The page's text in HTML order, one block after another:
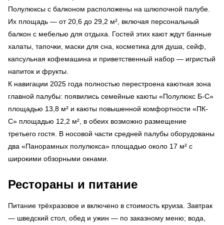
Полулюксы с балконом расположены на шлюпочной палубе.
Их площадь — от 20,6 до 29,2 м², включая персональный
балкон с мебелью для отдыха. Гостей этих кают ждут банные
халаты, тапочки, маски для сна, косметика для душа, сейф,
капсульная кофемашина и приветственный набор — игристый
напиток и фрукты.
К навигации 2025 года полностью перестроена каютная зона
главной палубы: появились семейные каюты «Полулюкс Б-С»
площадью 13,8 м² и каюты повышенной комфортности «ПК-
С» площадью 12,2 м², в обеих возможно размещение
третьего гостя. В носовой части средней палубы оборудованы
два «Панорамных полулюкса» площадью около 17 м² с
широкими обзорными окнами.
Рестораны и питание
Питание трёхразовое и включено в стоимость круиза. Завтрак
— шведский стол, обед и ужин — по заказному меню; вода,